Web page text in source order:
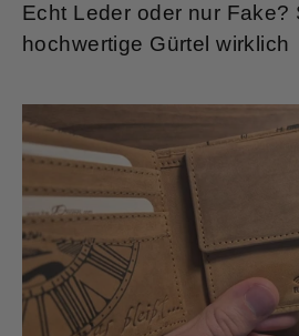
Echt Leder oder nur Fake?
hochwertige Gürtel wirklich